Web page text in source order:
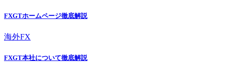
FXGTホームページ徹底解説
海外FX
FXGT本社について徹底解説